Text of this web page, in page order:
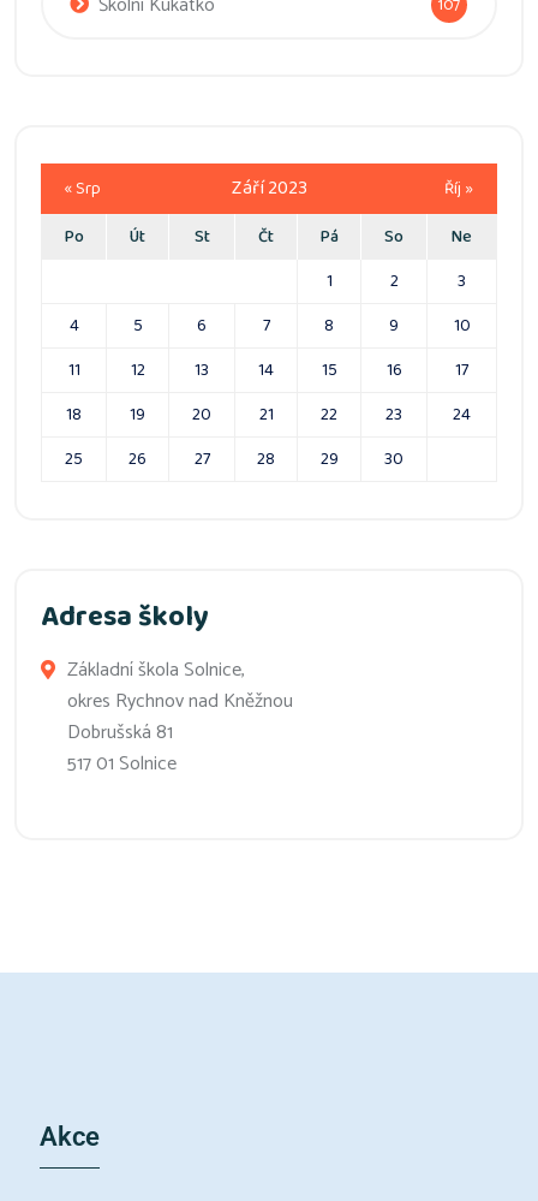
Září 2023
Po Út St Čt Pá So
Ne
1
2
3
4
5 6 7 8 9
10
11
12 13 14 15 16
17
18
19 20 21 22 23
24
25
26 27 28 29 30
« Srp Říj »
Adresa školy
Základní škola Solnice,
okres Rychnov nad Kněžnou
Dobrušská 81
517 01 Solnice
Akce